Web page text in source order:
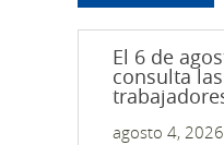
El 6 de
consulta
agosto 4, 2026